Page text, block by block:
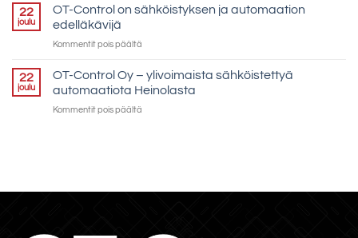
kumppani,
pidentää
tuotantolinjojen
22
joulu
OT-Control on sähköistyksen ja automaation
edelläkävijä
Kommentit pois päältä
Control
on
22
joulu
OT-Control Oy – ylivoimaista sähköistettyä
automaatiota Heinolasta
Kommentit pois päältä
sähköistettyä